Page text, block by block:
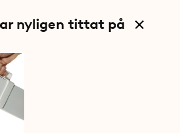
nyligen tittat på